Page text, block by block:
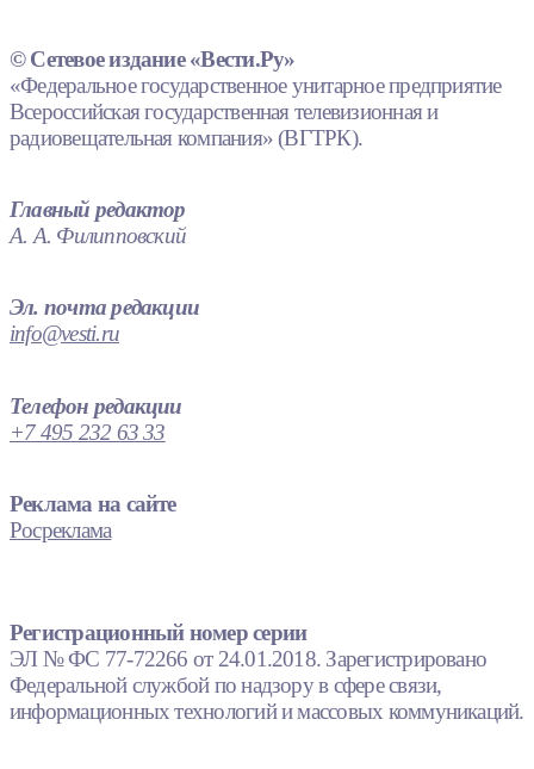
© Сетевое издание «Вести.Ру»
«Федеральное государственное унитарное предприятие
Всероссийская государственная телевизионная и
радиовещательная компания» (ВГТРК).
Главный редактор
А. А. Филипповский
Эл. почта редакции
info@vesti.ru
Телефон редакции
+7 495 232 63 33
Реклама на сайте
Росреклама
Регистрационный номер серии
ЭЛ № ФС 77-72266 от 24.01.2018. Зарегистрировано
Федеральной службой по надзору в сфере связи,
информационных технологий и массовых коммуникаций.